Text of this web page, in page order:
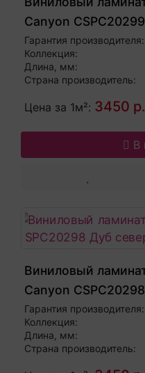
Canyon
коричневый
Гарантия производителя:
Коллекция:
Длина, мм:
Страна производитель:
Цена за 1м²: 3450 р.
В
Виниловый
Canyon
натуральный
Гарантия производителя:
Коллекция:
Длина, мм:
Страна производитель: